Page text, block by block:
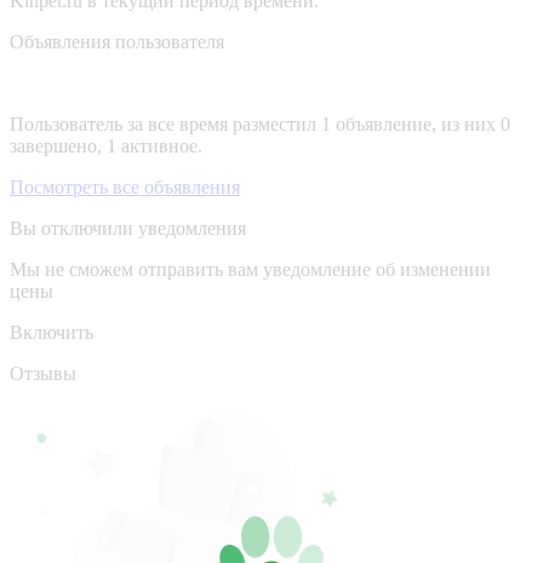
Объявления пользователя
Пользователь за все время разместил 1 объявление, из них 0
завершено, 1 активное.
Посмотреть все объявления
Вы отключили уведомления
Мы не сможем отправить вам уведомление об изменении
цены
Включить
Отзывы